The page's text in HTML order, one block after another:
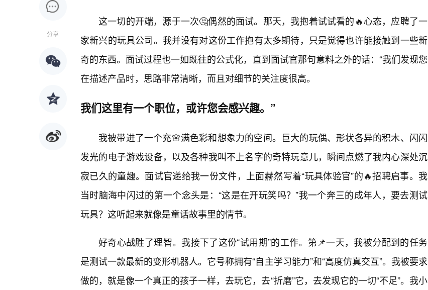
分享
这一切的开端，源于一次🤔偶然的面试。那天，我抱着试试看的🔥心态，应聘了一
家新兴的玩具公司。我并没有对这份工作抱有太多期待，只是觉得也许能接触到一些新
奇的东西。面试过程也一如既往的公式化，直到面试官那句意料之外的话：“我们发现您
在描述产品时，思路非常清晰，而且对细节的关注度很高。
我们这里有一个职位，或许您会感兴趣。”
我被带进了一个充🌸满色彩和想象力的空间。巨大的玩偶、形状各异的积木、闪闪
发光的电子游戏设备，以及各种我叫不上名字的奇特玩意儿，瞬间点燃了我内心深处沉
寂已久的童趣。面试官递给我一份文件，上面赫然写着“玩具体验官”的🔥招聘启事。我
当时脑海中闪过的第一个念头是：“这是在开玩笑吗？”我一个奔三的成年人，要去测试
玩具？这听起来就像是童话故事里的情节。
好奇心战胜了理智。我接下了这份“试用期”的工作。第📌一天，我被分配到的任务
是测试一款最新的变形机器人。它号称拥有“自主学习能力”和“高度仿真交互”。我被要求
做的，就是像一个真正的孩子一样，去玩它，去“折磨”它，去发现它的一切“不足”。我小